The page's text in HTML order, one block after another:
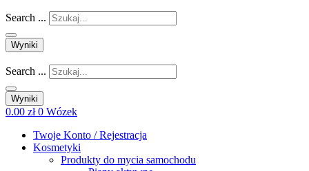
Search ...
Wyniki
Search ...
Wyniki
0.00 zł 0 Wózek
Twoje Konto / Rejestracja
Kosmetyki
Produkty do mycia samochodu